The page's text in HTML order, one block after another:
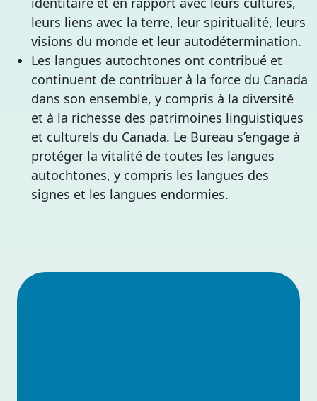
leurs liens avec la terre, leur spiritualité, leurs
visions du monde et leur autodétermination.
Les langues autochtones ont contribué et
continuent de contribuer à la force du Canada
dans son ensemble, y compris à la diversité
et à la richesse des patrimoines linguistiques
et culturels du Canada. Le Bureau s’engage à
protéger la vitalité de toutes les langues
autochtones, y compris les langues des
signes et les langues endormies.